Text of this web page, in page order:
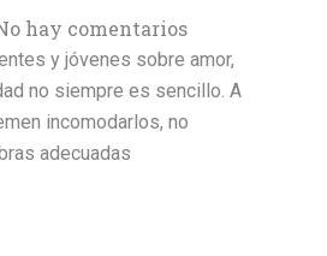
hay comentarios
y jóvenes sobre amor,
no siempre es sencillo. A
incomodarlos, no
adecuadas